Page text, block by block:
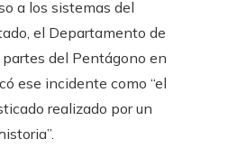
a los sistemas del
el Departamento de
del Pentágono en
ese incidente como “el
realizado por un